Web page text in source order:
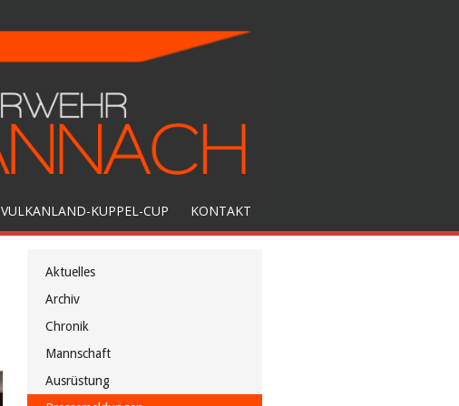
VULKANLAND-KUPPEL-CUP KONTAKT
Aktuelles
Archiv
Chronik
Mannschaft
Ausrüstung